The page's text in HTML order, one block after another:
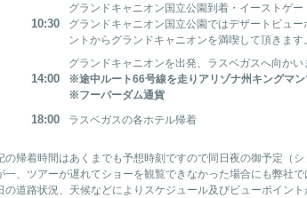
10:30
グランドキャニオン国立公園到着・イーストゲー
グランドキャニオン国立公園ではデザートビュ
ントからグランドキャニオンを満喫して頂きま
14:00
グランドキャニオンを出発、ラスベガスへ向かい
※途中ルート66号線を走りアリゾナ州キングマ
※フーバーダム通貨
18:00 ラスベガスの各ホテル帰着
の帰着時間はあくまでも予想時刻ですので同日夜の御予定（
一、ツアーが遅れてショーを観覧できなかった場合にも弊社で
の道路状況、天候などによりスケジュール及びビューポイン